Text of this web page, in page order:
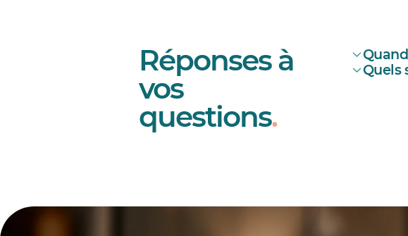
Réponses à
vos
questions.
Quels